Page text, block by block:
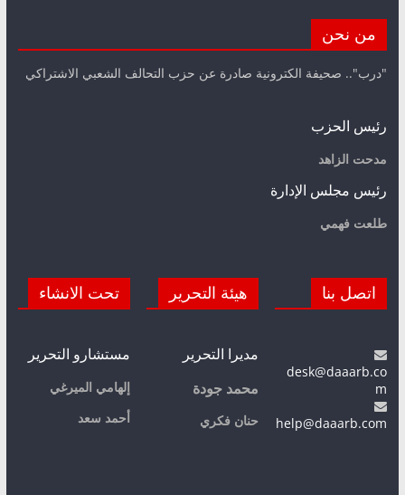
من نحن
"درب".. صحيفة الكترونية صادرة عن حزب التحالف الشعبي الاشتراكي
رئيس الحزب
مدحت الزاهد
رئيس مجلس الإدارة
طلعت فهمي
اتصل بنا
desk@daaarb.co
m
help@daaarb.com
هيئة التحرير
مديرا التحرير
محمد جودة
حنان فكري
تحت الانشاء
مستشارو التحرير
إلهامي الميرغي
أحمد سعد